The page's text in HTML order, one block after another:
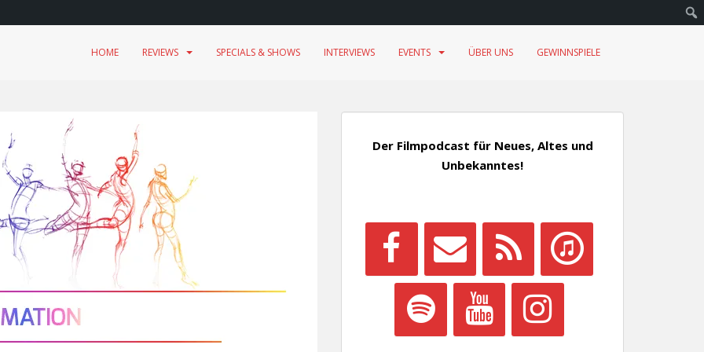
HOME REVIEWS SPECIALS & SHOWS INTERVIEWS EVENTS ÜBER UNS GEWINNSPIELE
Der Filmpodcast für Neues, Altes und
Unbekanntes!